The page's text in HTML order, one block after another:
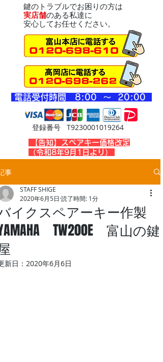
鍵のトラブルでお困りの方は
実店舗のある私達に
安心してお任せください。
登録番号 T9230001019264
​電話受付時間 8:00 ～ 20:00
​【告知】スペアキー価格改定
（令和8年9月1日より）
事
イクスペアーキー作製
TW200E 富山の鍵
STAFF SHIGE
2020年6月5日 読了時間: 1分
新日： 2020年6月6日